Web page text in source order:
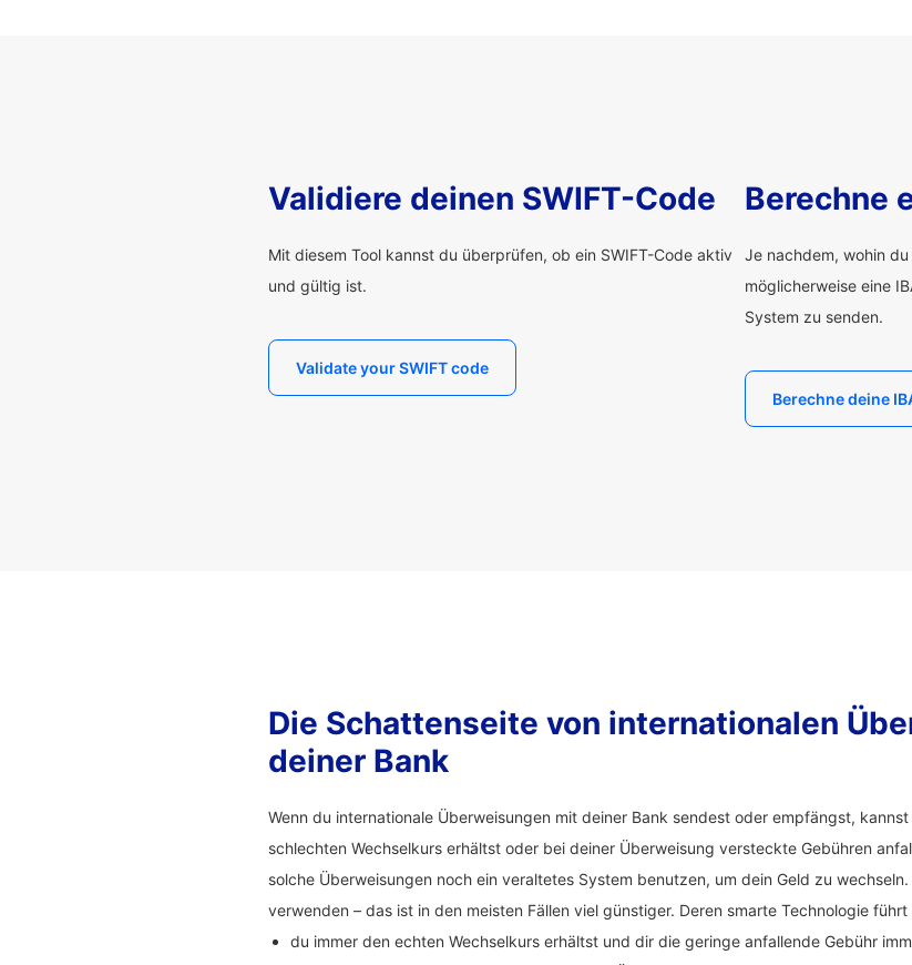
Validiere deinen SWIFT-Code
Mit diesem Tool kannst du überprüfen, ob ein SWIFT-Code aktiv
und gültig ist.
Validate your SWIFT code
Berechne
Je nachdem, wohin
möglicherweise eine
System zu senden.
Berechne deine
Die Schattenseite von internationalen
deiner Bank
Wenn du internationale Überweisungen mit deiner Bank sendest oder empfängst,
schlechten Wechselkurs erhältst oder bei deiner Überweisung versteckte Gebühren
solche Überweisungen noch ein veraltetes System benutzen, um dein Geld zu
verwenden – das ist in den meisten Fällen viel günstiger. Deren smarte Technologie
du immer den echten Wechselkurs erhältst und dir die geringe anfallende Gebühr